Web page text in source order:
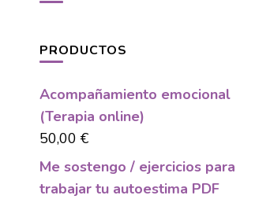
PRODUCTOS
Acompañamiento emocional
(Terapia online)
50,00 €
Me sostengo / ejercicios para
trabajar tu autoestima PDF